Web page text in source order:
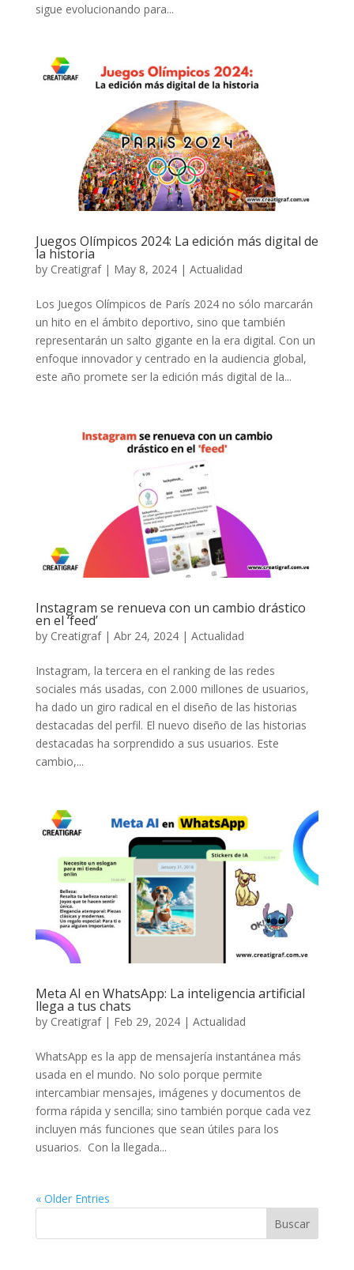
sigue evolucionando para...
Juegos Olímpicos 2024: La edición más digital de
la historia
by Creatigraf| May 8, 2024| Actualidad
Los Juegos Olímpicos de París 2024 no sólo marcarán
un hito en el ámbito deportivo, sino que también
representarán un salto gigante en la era digital. Con un
enfoque innovador y centrado en la audiencia global,
este año promete ser la edición más digital de la...
Instagram se renueva con un cambio drástico
en el ‘feed’
by Creatigraf| Abr 24, 2024| Actualidad
Instagram, la tercera en el ranking de las redes
sociales más usadas, con 2.000 millones de usuarios,
ha dado un giro radical en el diseño de las historias
destacadas del perfil. El nuevo diseño de las historias
destacadas ha sorprendido a sus usuarios. Este
cambio,...
Meta AI en WhatsApp: La inteligencia artificial
llega a tus chats
by Creatigraf| Feb 29, 2024| Actualidad
WhatsApp es la app de mensajería instantánea más
usada en el mundo. No solo porque permite
intercambiar mensajes, imágenes y documentos de
forma rápida y sencilla; sino también porque cada vez
incluyen más funciones que sean útiles para los
usuarios. Con la llegada...
« Older Entries